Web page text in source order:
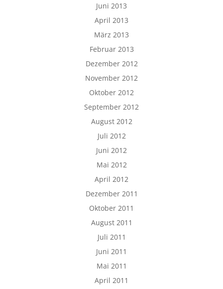
Juni 2013
April 2013
März 2013
Februar 2013
Dezember 2012
November 2012
Oktober 2012
September 2012
August 2012
Juli 2012
Juni 2012
Mai 2012
April 2012
Dezember 2011
Oktober 2011
August 2011
Juli 2011
Juni 2011
Mai 2011
April 2011